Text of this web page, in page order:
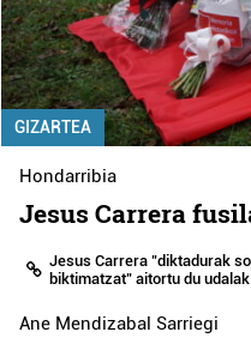
GIZARTEA
Hondarribia
Jesus Carrera
Jesus Carrera "diktadurak
biktimatzat" aitortu du udalak
Ane Mendizabal Sarriegi